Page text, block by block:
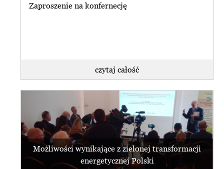
Zaproszenie na konfernecję
czytaj całość
Możliwości wynikające z zielonej transformacji
energetycznej Polski